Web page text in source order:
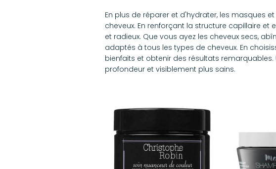
En plus de réparer et d'hydrater, les masques
cheveux. En renforçant la structure capillaire et
et radieux. Que vous ayez les cheveux secs,
adaptés à tous les types de cheveux. En
bienfaits et obtenir des résultats
profondeur et visiblement plus sains.